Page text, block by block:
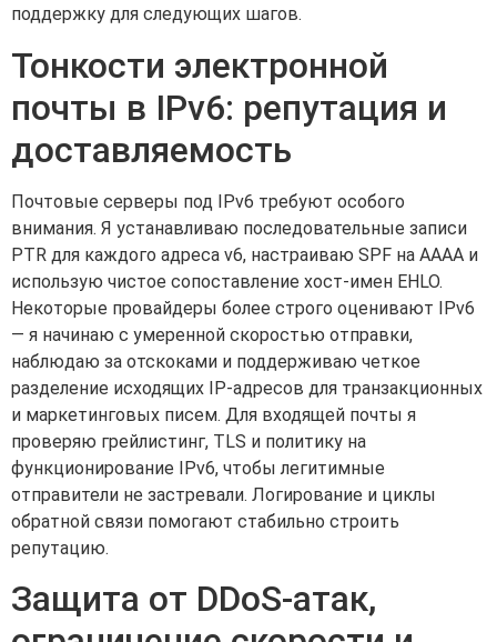
поддержку для следующих шагов.
Тонкости электронной
почты в IPv6: репутация и
доставляемость
Почтовые серверы под IPv6 требуют особого
внимания. Я устанавливаю последовательные записи
PTR для каждого адреса v6, настраиваю SPF на AAAA и
использую чистое сопоставление хост-имен EHLO.
Некоторые провайдеры более строго оценивают IPv6
— я начинаю с умеренной скоростью отправки,
наблюдаю за отскоками и поддерживаю четкое
разделение исходящих IP-адресов для транзакционных
и маркетинговых писем. Для входящей почты я
проверяю грейлистинг, TLS и политику на
функционирование IPv6, чтобы легитимные
отправители не застревали. Логирование и циклы
обратной связи помогают стабильно строить
репутацию.
Защита от DDoS-атак,